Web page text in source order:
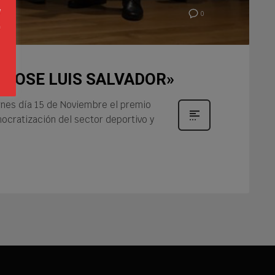
0
LUIS SALVADOR»
día 15 de Noviembre el premio
del sector deportivo y